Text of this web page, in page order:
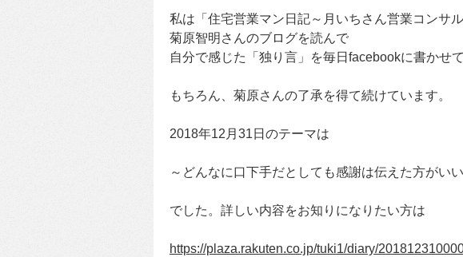
私は「住宅営業マン日記～月いちさん営業コンサ
菊原智明さんのブログを読んで
自分で感じた「独り言」を毎日facebookに書かせ
もちろん、菊原さんの了承を得て続けています。
2018年12月31日のテーマは
～どんなに口下手だとしても感謝は伝えた方がい
でした。詳しい内容をお知りになりたい方は
https://plaza.rakuten.co.jp/tuki1/diary/